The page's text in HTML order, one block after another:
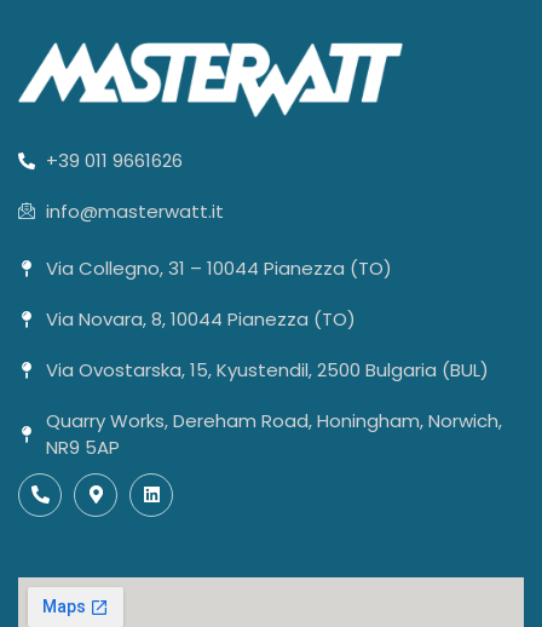
+39 011 9661626
info@masterwatt.it
Via Collegno, 31 – 10044 Pianezza (TO)
Via Novara, 8, 10044 Pianezza (TO)
Via Ovostarska, 15, Kyustendil, 2500 Bulgaria (BUL)
Quarry Works, Dereham Road, Honingham, Norwich,
NR9 5AP